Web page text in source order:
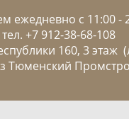
ежедневно с 11:00 -
тел. +7 912-38-68-108
160, 3 этаж
Тюменский